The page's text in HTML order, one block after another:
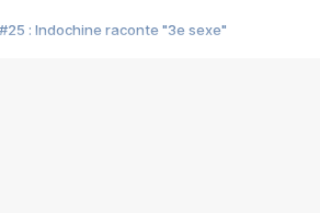
#25 : Indochine raconte "3e sexe"